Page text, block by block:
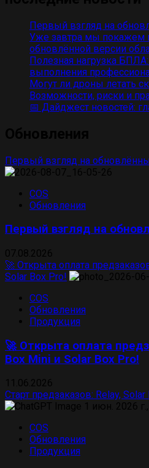
Первый взгляд на
Уже завтра мы покажем
обновлённой версии
Полезная нагрузка
выполнения
Могут ли дроны летать
Возможности, риски и
📅 Дайджест новостей:
Первый взгляд на
COS
Обновления
Первый взгляд на
🚀 Открыта оплата
Solar Box Pro!
COS
Обновления
Продукция
🚀 Открыта оплата
Box Mini и Solar Box Pro!
Старт предзаказов: Relay,
COS
Обновления
Продукция